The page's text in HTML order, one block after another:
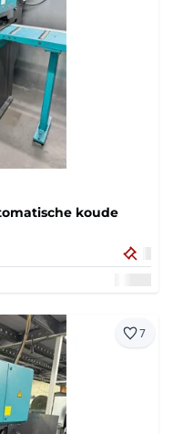
koude
7